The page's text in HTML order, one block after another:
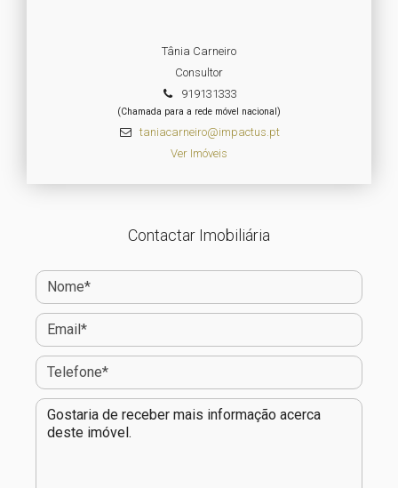
Tânia Carneiro
Consultor
919131333
(Chamada para a rede móvel nacional)
taniacarneiro@impactus.pt
Ver Imóveis
Contactar Imobiliária